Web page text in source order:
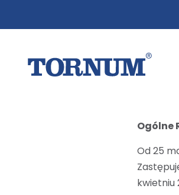
Ogólne
Od 25
kwietniu